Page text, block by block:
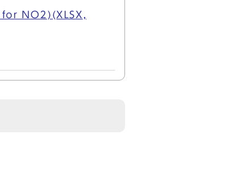
NO2)(XLSX,